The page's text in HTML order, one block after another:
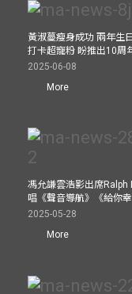
黃淑蔓瘦身成功 兩年生
打卡超寵粉 盼推出10周
2025-06-08
More
馮允謙雲浩影出席
唱《聲音導航》《給你
2025-05-28
More